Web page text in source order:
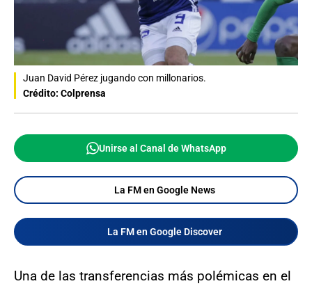
Juan David Pérez jugando con millonarios.
Crédito: Colprensa
Unirse al Canal de WhatsApp
La FM en Google News
La FM en Google Discover
Una de las transferencias más polémicas en el